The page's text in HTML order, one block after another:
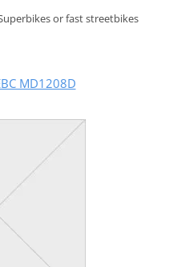
or fast streetbikes
MD1208D